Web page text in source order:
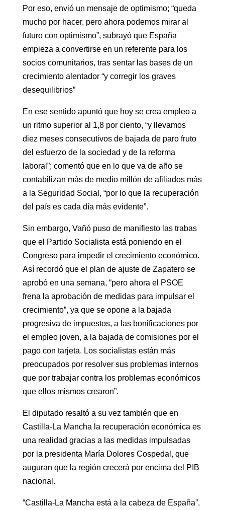
Por eso, envió un mensaje de optimismo; “queda
mucho por hacer, pero ahora podemos mirar al
futuro con optimismo”, subrayó que España
empieza a convertirse en un referente para los
socios comunitarios, tras sentar las bases de un
crecimiento alentador “y corregir los graves
desequilibrios”
En ese sentido apuntó que hoy se crea empleo a
un ritmo superior al 1,8 por ciento, “y llevamos
diez meses consecutivos de bajada de paro fruto
del esfuerzo de la sociedad y de la reforma
laboral”; comentó que en lo que va de año se
contabilizan más de medio millón de afiliados más
a la Seguridad Social, “por lo que la recuperación
del país es cada día más evidente”.
Sin embargo, Vañó puso de manifiesto las trabas
que el Partido Socialista está poniendo en el
Congreso para impedir el crecimiento económico.
Así recordó que el plan de ajuste de Zapatero se
aprobó en una semana, “pero ahora el PSOE
frena la aprobación de medidas para impulsar el
crecimiento”, ya que se opone a la bajada
progresiva de impuestos, a las bonificaciones por
el empleo joven, a la bajada de comisiones por el
pago con tarjeta. Los socialistas están más
preocupados por resolver sus problemas internos
que por trabajar contra los problemas económicos
que ellos mismos crearon”.
El diputado resaltó a su vez también que en
Castilla-La Mancha la recuperación económica es
una realidad gracias a las medidas impulsadas
por la presidenta María Dolores Cospedal, que
auguran que la región crecerá por encima del PIB
nacional.
“Castilla-La Mancha está a la cabeza de España”,